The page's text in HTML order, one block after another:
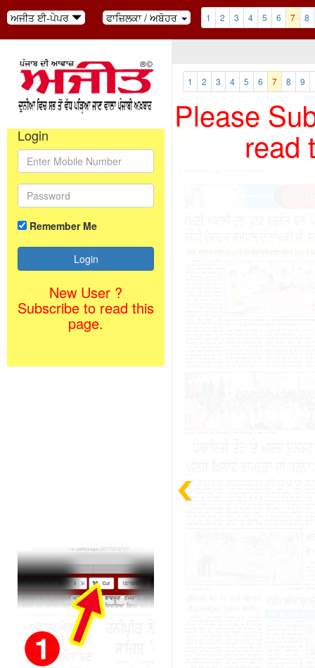
ਅਜੀਤ ਈ-ਪੇਪਰ ਫਾਜ਼ਿਲਕਾ / ਅਬੋਹਰ 1 2 3 4 5 6 7 8
Login
Remember Me
New User ?
Subscribe to read this
page.
1 2 3 4 5 6 7 8 9
Please
read